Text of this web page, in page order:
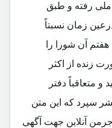
ملی رفته و طبق
زمان نسبتاً
آن شورا را
زنده از اکثر
متعاقباً دفتر
سپرد که این متن
جرمن آنلاین جهت آگهی